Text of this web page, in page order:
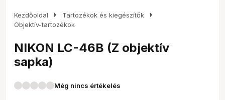
Kezdőoldal arrow_right Tartozékok és kiegészítők arrow_right
Objektív-tartozékok
NIKON LC-46B (Z objektív
sapka)
Még nincs értékelés